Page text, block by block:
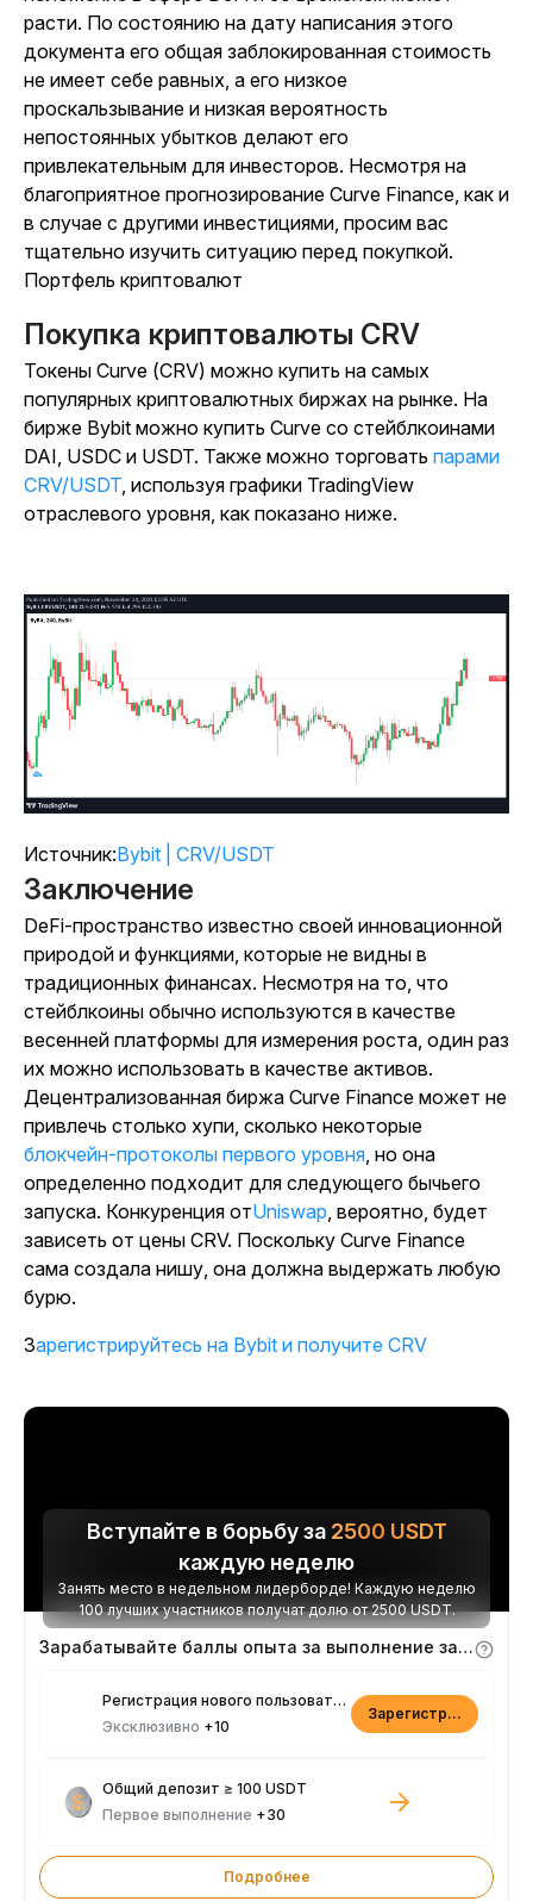
расти. По состоянию на дату написания этого
документа его общая заблокированная стоимость
не имеет себе равных, а его низкое
проскальзывание и низкая вероятность
непостоянных убытков делают его
привлекательным для инвесторов. Несмотря на
благоприятное прогнозирование Curve Finance, как и
в случае с другими инвестициями, просим вас
тщательно изучить ситуацию перед покупкой.
Портфель криптовалют
Покупка криптовалюты CRV
Токены Curve (CRV) можно купить на самых
популярных криптовалютных биржах на рынке. На
бирже Bybit можно купить Curve со стейблкоинами
DAI, USDC и USDT. Также можно торговать парами
CRV/USDT , используя графики TradingView
отраслевого уровня, как показано ниже.
Источник:Bybit | CRV/USDT
Заключение
DeFi-пространство известно своей инновационной
природой и функциями, которые не видны в
традиционных финансах. Несмотря на то, что
стейблкоины обычно используются в качестве
весенней платформы для измерения роста, один раз
их можно использовать в качестве активов.
Децентрализованная биржа Curve Finance может не
привлечь столько хупи, сколько некоторые
блокчейн-протоколы первого уровня, но она
определенно подходит для следующего бычьего
запуска. Конкуренция отUniswap, вероятно, будет
зависеть от цены CRV. Поскольку Curve Finance
сама создала нишу, она должна выдержать любую
бурю.
Зарегистрируйтесь на Bybit и получите CRV
Вступайте в борьбу за 2500 USDT
каждую неделю
Занять место в недельном лидерборде! Каждую неделю
100 лучших участников получат долю от 2500 USDT.
Зарабатывайте баллы опыта за выполнение заданий
Регистрация нового пользователя
Эксклюзивно +10
Зарегистрироваться
Общий депозит ≥ 100 USDT
Первое выполнение +30
Подробнее